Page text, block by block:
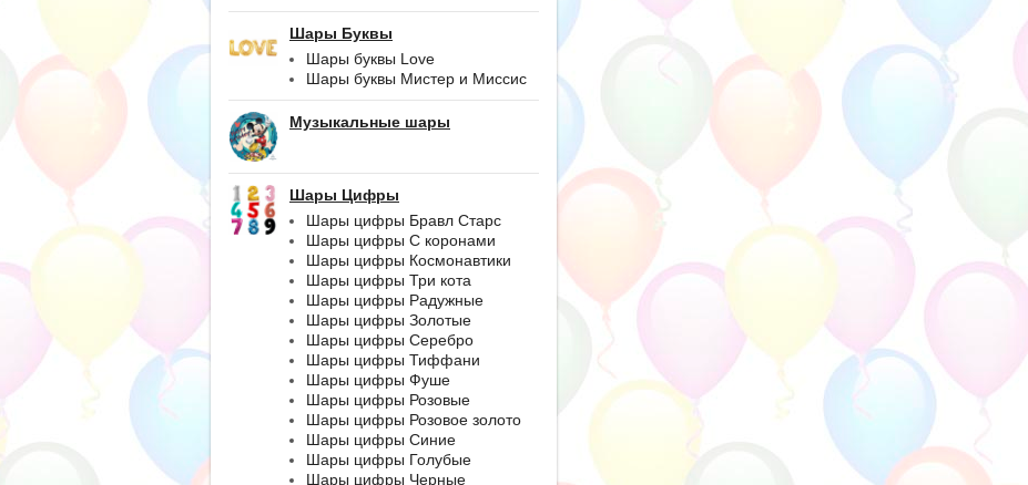
Шары Буквы
Шары буквы Love
Шары буквы Мистер и Миссис
Музыкальные шары
Шары Цифры
Шары цифры Бравл Старс
Шары цифры С коронами
Шары цифры Космонавтики
Шары цифры Три кота
Шары цифры Радужные
Шары цифры Золотые
Шары цифры Серебро
Шары цифры Тиффани
Шары цифры Фуше
Шары цифры Розовые
Шары цифры Розовое золото
Шары цифры Синие
Шары цифры Голубые
Шары цифры Черные